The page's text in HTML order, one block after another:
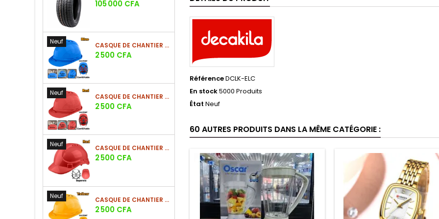
Prix
105 000 CFA
Neuf CASQUE DE CHANTIER BLEU EN PE 380G
Prix
2 500 CFA
Neuf CASQUE DE CHANTIER ROUGE EN PE 380G
Prix
2 500 CFA
Neuf CASQUE DE CHANTIER ROUGE EN PE 330G - NOUVEAU MODÈLE
Prix
2 500 CFA
Neuf CASQUE DE CHANTIER JAUNE EN PE 380G - SUSPENSION 6 POINTS
Prix
2 500 CFA
RéférenceDCLK-ELC
En stock5000 Produits
État Neuf
60 AUTRES PRODUITS DANS LA MÊME CATÉGORIE :